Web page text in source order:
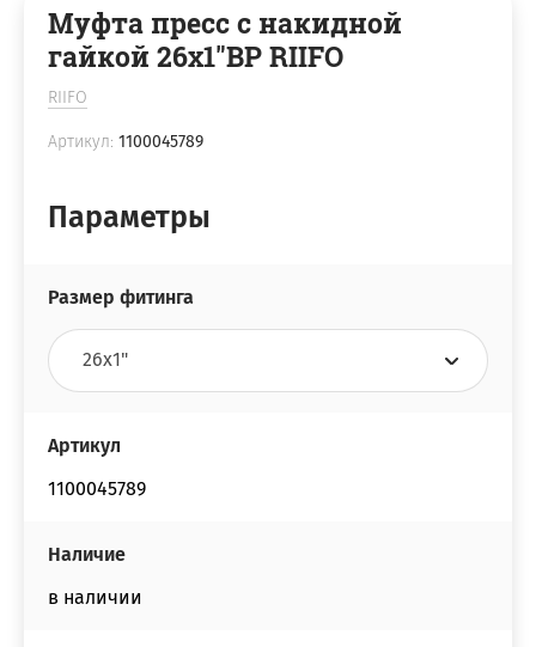
Муфта пресс с накидной
гайкой 26х1"ВР RIIFO
RIIFO
Артикул: 1100045789
Параметры
Размер фитинга
Артикул
1100045789
Наличие
в наличии